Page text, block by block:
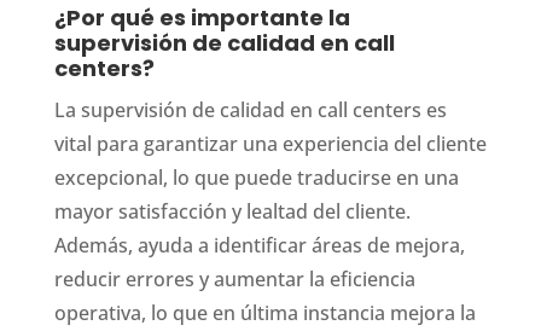
¿Por qué es importante la
supervisión de calidad en call
centers?
La supervisión de calidad en call centers es
vital para garantizar una experiencia del cliente
excepcional, lo que puede traducirse en una
mayor satisfacción y lealtad del cliente.
Además, ayuda a identificar áreas de mejora,
reducir errores y aumentar la eficiencia
operativa, lo que en última instancia mejora la